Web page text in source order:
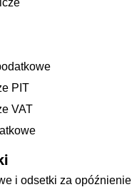
PIT
VAT
i odsetki za opóźnienie